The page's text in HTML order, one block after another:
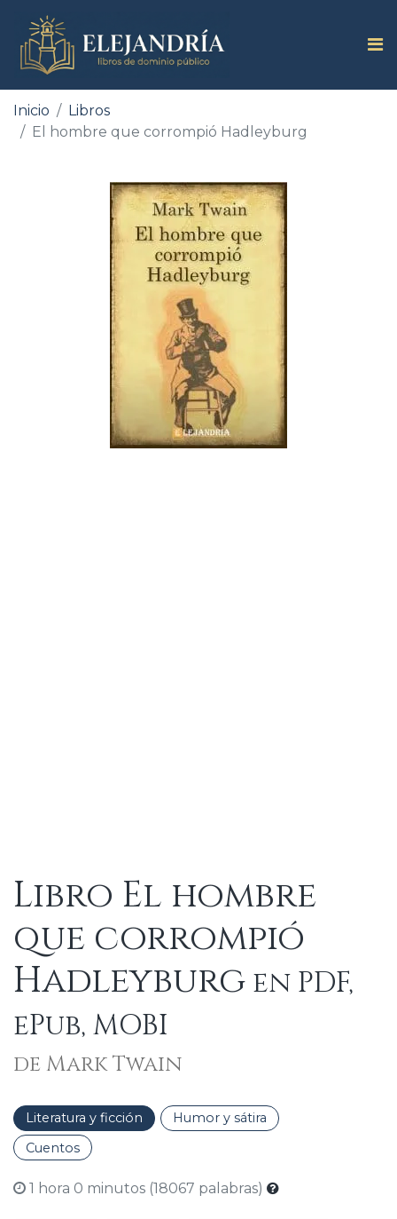
Inicio
Libros
El hombre que corrompió Hadleyburg
Libro El hombre
que corrompió
Hadleyburg en PDF,
ePub, MOBI
de Mark Twain
Literatura y ficción
Humor y sátira
Cuentos
1 hora 0 minutos (18067 palabras)